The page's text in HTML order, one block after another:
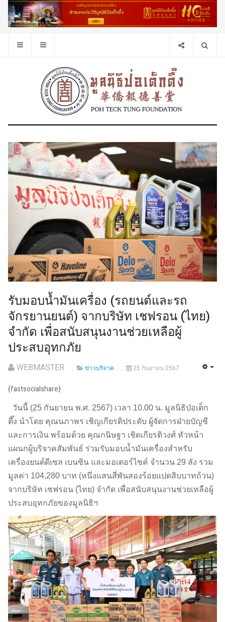
รับมอบน้ำมันเครื่อง (รถยนต์และรถ
จักรยานยนต์) จากบริษัท เชฟรอน (ไทย)
จำกัด เพื่อสนับสนุนงานช่วยเหลือผู้
ประสบอุทกภัย
WEBMASTER ข่าวบริจาค 25 กันยายน 2567
{fastsocialshare}
วันนี้ (25 กันยายน พ.ศ. 2567) เวลา 10.00 น. มูลนิธิป่อเต็ก
ตึ๊ง นำโดย คุณนภาพร เชิญเกียรติประดับ ผู้จัดการฝ่ายบัญชี
และการเงิน พร้อมด้วย คุณกนิษฐา เชิดเกียรติวงศ์ หัวหน้า
แผนกผู้บริจาคสัมพันธ์ ร่วมรับมอบน้ำมันเครื่องสำหรับ
เครื่องยนต์ดีเซล เบนซิน และมอเตอร์ไซค์ จำนวน 29 ลัง รวม
มูลค่า 104,280 บาท (หนึ่งแสนสี่พันสองร้อยแปดสิบบาทถ้วน)
จากบริษัท เชฟรอน (ไทย) จำกัด เพื่อสนับสนุนงานช่วยเหลือผู้
ประสบอุทกภัยของมูลนิธิฯ